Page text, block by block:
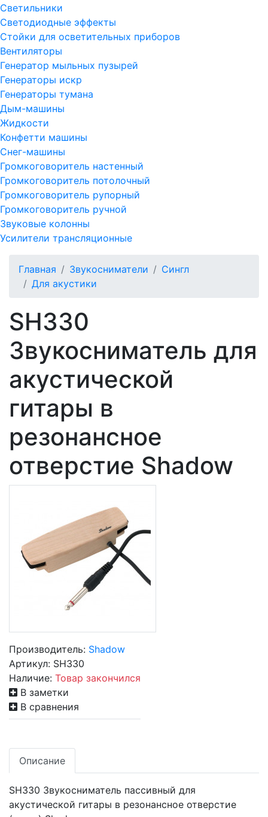
Светильники
Светодиодные эффекты
Стойки для осветительных приборов
Вентиляторы
Генератор мыльных пузырей
Генераторы искр
Генераторы тумана
Дым-машины
Жидкости
Конфетти машины
Снег-машины
Громкоговоритель настенный
Громкоговоритель потолочный
Громкоговоритель рупорный
Громкоговоритель ручной
Звуковые колонны
Усилители трансляционные
Главная Звукосниматели
Сингл
Для акустики
SH330
Звукосниматель для
акустической
гитары в
резонансное
отверстие Shadow
Производитель: Shadow
Артикул: SH330
Наличие: Товар закончился
В заметки
В сравнения
Описание
SH330 Звукосниматель пассивный для
акустической гитары в резонансное отверстие